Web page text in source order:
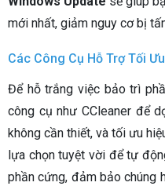
mới nhất, giảm nguy cơ bị
Các Công Cụ Hỗ Trợ Tối
Để hỗ trắng việc bảo trì
công cụ như CCleaner để
không cần thiết, và tối ưu
lựa chọn tuyệt vời để tự
phần cứng, đảm bảo chúng